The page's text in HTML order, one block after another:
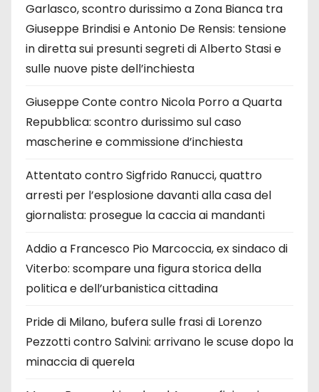
Garlasco, scontro durissimo a Zona Bianca tra
Giuseppe Brindisi e Antonio De Rensis: tensione
in diretta sui presunti segreti di Alberto Stasi e
sulle nuove piste dell’inchiesta
Giuseppe Conte contro Nicola Porro a Quarta
Repubblica: scontro durissimo sul caso
mascherine e commissione d’inchiesta
Attentato contro Sigfrido Ranucci, quattro
arresti per l’esplosione davanti alla casa del
giornalista: prosegue la caccia ai mandanti
Addio a Francesco Pio Marcoccia, ex sindaco di
Viterbo: scompare una figura storica della
politica e dell’urbanistica cittadina
Pride di Milano, bufera sulle frasi di Lorenzo
Pezzotti contro Salvini: arrivano le scuse dopo la
minaccia di querela